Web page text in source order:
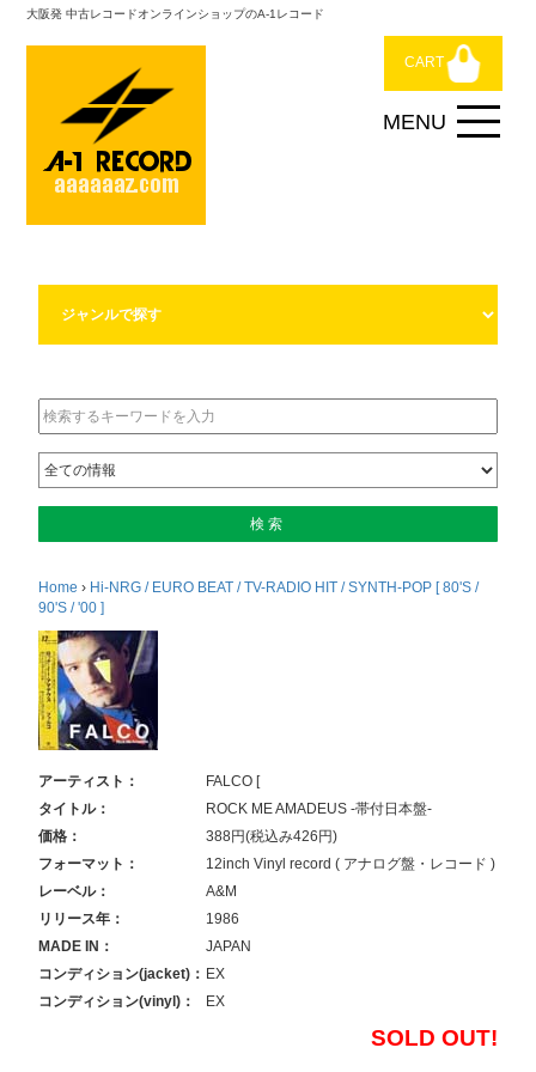
大阪発 中古レコードオンラインショップのA-1レコード
CART
Home › Hi-NRG / EURO BEAT / TV-RADIO HIT / SYNTH-POP [ 80'S /
90'S / '00 ]
アーティスト：
FALCO [
タイトル：
ROCK ME AMADEUS -帯付日本盤-
価格：
388円(税込み426円)
フォーマット：
12inch Vinyl record ( アナログ盤・レコード )
レーベル：
A&M
リリース年：
1986
MADE IN：
JAPAN
コンディション(jacket)： EX
コンディション(vinyl)：
EX
SOLD OUT!